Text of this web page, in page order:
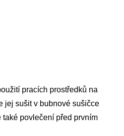
pracích prostředků na
jej sušit v bubnové sušičce
povlečení před prvním